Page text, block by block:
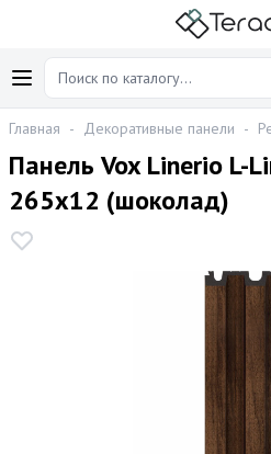
Главная - Декоративные панели -
Панель Vox Linerio L-
265x12 (шоколад)